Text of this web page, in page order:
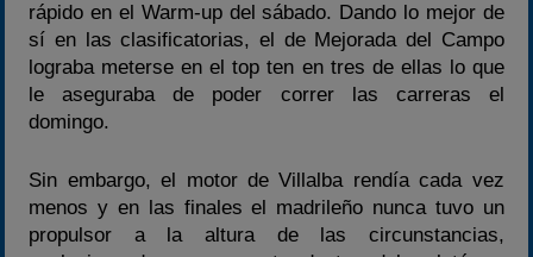
rápido en el Warm-up del sábado. Dando lo mejor de
sí en las clasificatorias, el de Mejorada del Campo
lograba meterse en el top ten en tres de ellas lo que
le aseguraba de poder correr las carreras el
domingo.
Sin embargo, el motor de Villalba rendía cada vez
menos y en las finales el madrileño nunca tuvo un
propulsor a la altura de las circunstancias,